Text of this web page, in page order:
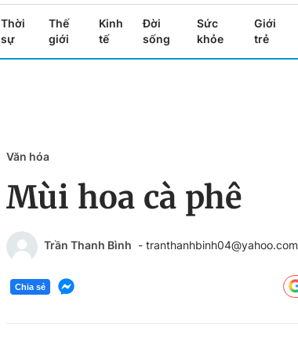
Thời
sự
Thế
giới
Kinh
tế
Đời
sống
Sức
khỏe
Giới
trẻ
Văn hóa
Mùi hoa cà phê
Trần Thanh Bình - tranthanhbinh04@yahoo.com
Chia sẻ